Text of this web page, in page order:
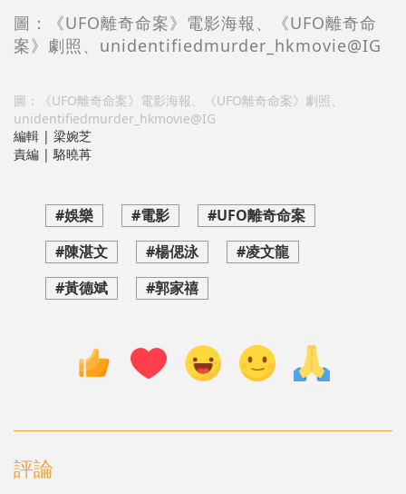
圖：《UFO離奇命案》電影海報、《UFO離奇命
案》劇照、unidentifiedmurder_hkmovie@IG
圖：《UFO離奇命案》電影海報、《UFO離奇命案》劇照、
unidentifiedmurder_hkmovie@IG
編輯 | 梁婉芝
責編 | 駱曉苒
#娛樂 #電影
#UFO離奇命案
#陳湛文
#楊偲泳
#凌文龍
#黃德斌
#郭家禧
評論